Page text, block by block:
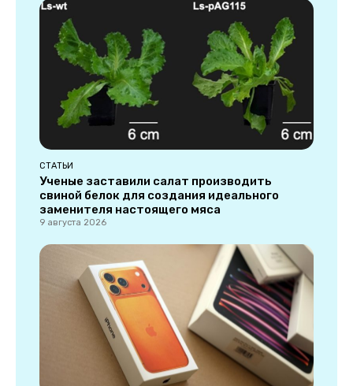
СТАТЬИ
Ученые заставили салат производить
свиной белок для создания идеального
заменителя настоящего мяса
9 августа 2026